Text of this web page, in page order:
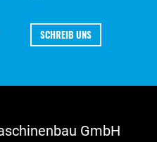
SCHREIB UNS
GmbH